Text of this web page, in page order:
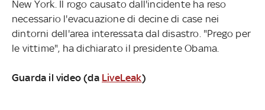
New York. Il rogo causato dall'incidente ha reso
necessario l'evacuazione di decine di case nei
dintorni dell'area interessata dal disastro. "Prego per
le vittime", ha dichiarato il presidente Obama.
Guarda il video (da LiveLeak)